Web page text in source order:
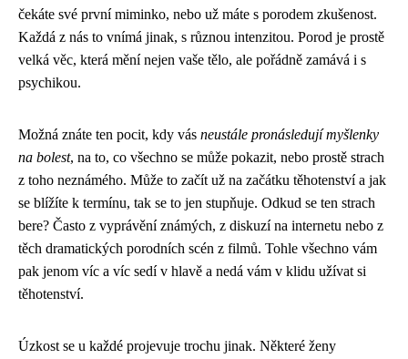
čekáte své první miminko, nebo už máte s porodem zkušenost.
Každá z nás to vnímá jinak, s různou intenzitou. Porod je prostě
velká věc, která mění nejen vaše tělo, ale pořádně zamává i s
psychikou.
Možná znáte ten pocit, kdy vás neustále pronásledují myšlenky
na bolest, na to, co všechno se může pokazit, nebo prostě strach
z toho neznámého. Může to začít už na začátku těhotenství a jak
se blížíte k termínu, tak se to jen stupňuje. Odkud se ten strach
bere? Často z vyprávění známých, z diskuzí na internetu nebo z
těch dramatických porodních scén z filmů. Tohle všechno vám
pak jenom víc a víc sedí v hlavě a nedá vám v klidu užívat si
těhotenství.
Úzkost se u každé projevuje trochu jinak. Některé ženy